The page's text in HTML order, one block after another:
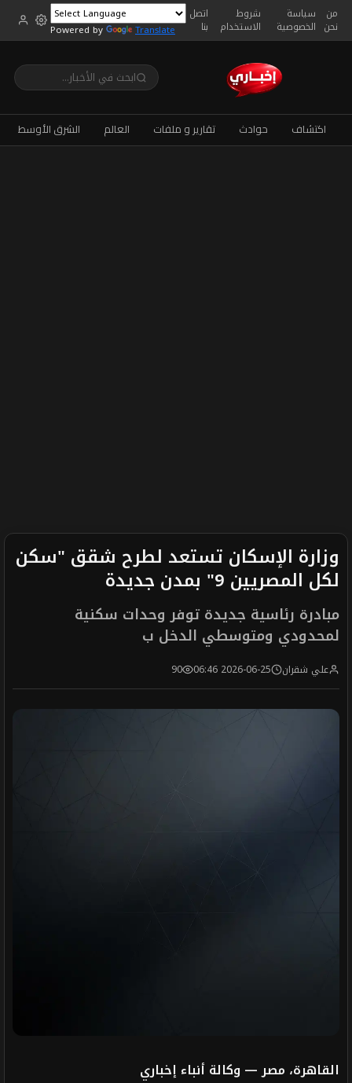
من
نحن
سياسة
الخصوصية
شروط
الاستخدام
اتصل
بنا Powered by Translate
اكتشاف حوادث تقارير و ملفات العالم الشرق الأوسط
وزارة الإسكان تستعد لطرح شقق "سكن
لكل المصريين 9" بمدن جديدة
مبادرة رئاسية جديدة توفر وحدات سكنية
لمحدودي ومتوسطي الدخل ب
علي شقران 2026-06-25 06:46
90
القاهرة، مصر — وكالة أنباء إخباري